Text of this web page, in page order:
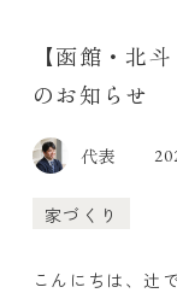
【函館・北
のお知らせ
代表
家づくり
こんにちは、辻